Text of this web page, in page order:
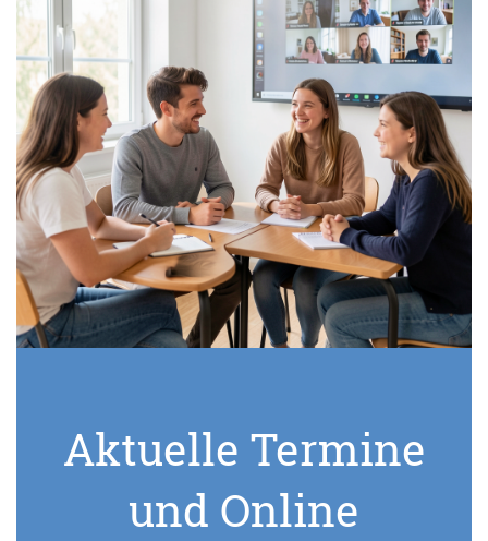
Aktuelle Termine
und Online